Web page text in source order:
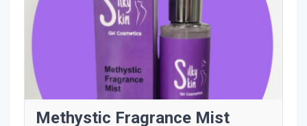
Methystic Fragrance Mist